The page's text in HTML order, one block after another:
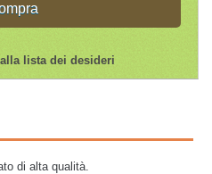
lista dei desideri
di alta qualità.